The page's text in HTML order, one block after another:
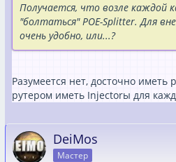
Получается, что возле каждой
"болтаться" POE-Splitter. Для
очень удобно, или...?
Разумеется нет, досточно иметь
рутером иметь Injectorы для
DeiMos
Мастер